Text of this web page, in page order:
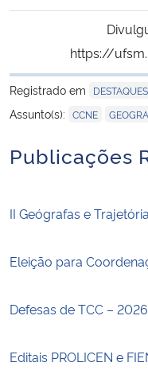
https://
Registrado em
DESTAQUES
Assunto(s): CCNE
Publicações
II Geógrafas e
Eleição para
Defesas de TCC –
Editais PROLICEN e